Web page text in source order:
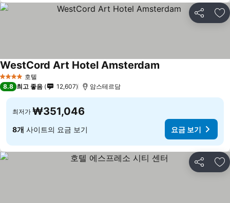
공유 즐
4 성급 호텔
WestCord Art Hotel Amsterdam
8.8 최고 좋음 12,607 암스테르담
최저가 ₩351,046
8개 사이트의 요금 보기 요금 보기
공유 즐